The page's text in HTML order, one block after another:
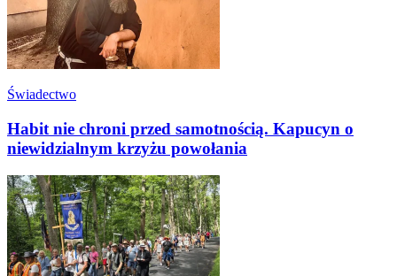
Świadectwo
Habit nie chroni przed samotnością. Kapucyn o
niewidzialnym krzyżu powołania